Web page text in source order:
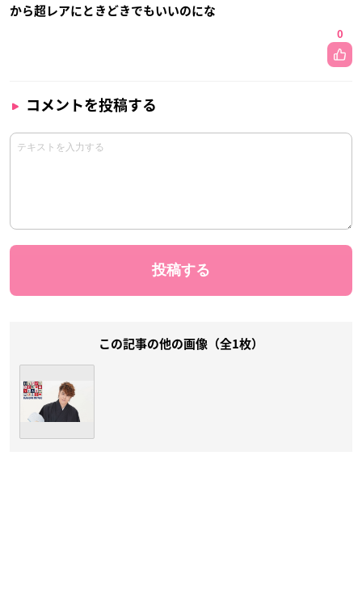
から超レアにときどきでもいいのにな
0
コメントを投稿する
この記事の他の画像（全1枚）